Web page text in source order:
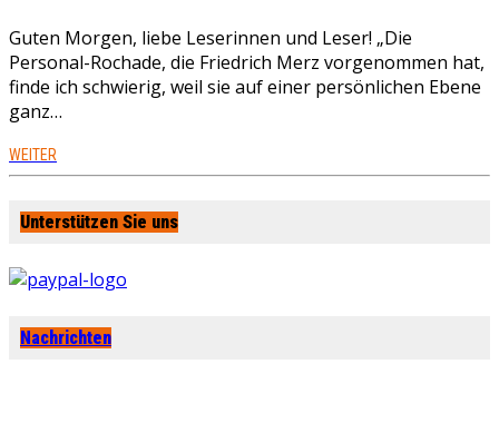
Guten Morgen, liebe Leserinnen und Leser! „Die
Personal-Rochade, die Friedrich Merz vorgenommen hat,
finde ich schwierig, weil sie auf einer persönlichen Ebene
ganz…
WEITER
Unterstützen Sie uns
Nachrichten